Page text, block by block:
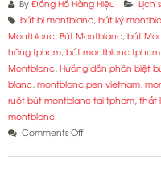
By Đồng Hồ Hàng Hiệu
Lịch
bút bi montblanc, bút ký
Montblanc, Bút Montblanc, bút
hãng tphcm, bút montblanc tphcm
Montblanc, Hướng dẫn phân biệt
blanc, montblanc pen vietnam,
ruột bút montblanc tai tphcm, thắt
montblanc
Comments Offon